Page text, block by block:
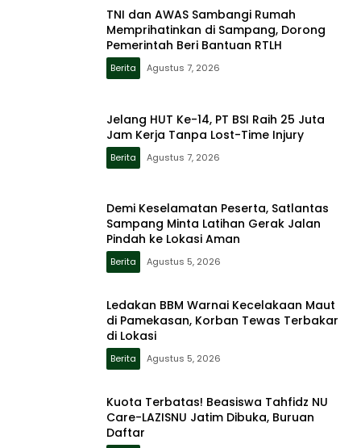
TNI dan AWAS Sambangi Rumah
Memprihatinkan di Sampang, Dorong
Pemerintah Beri Bantuan RTLH
Berita Agustus 7, 2026
Jelang HUT Ke-14, PT BSI Raih 25 Juta
Jam Kerja Tanpa Lost-Time Injury
Berita Agustus 7, 2026
Demi Keselamatan Peserta, Satlantas
Sampang Minta Latihan Gerak Jalan
Pindah ke Lokasi Aman
Berita Agustus 5, 2026
Ledakan BBM Warnai Kecelakaan Maut
di Pamekasan, Korban Tewas Terbakar
di Lokasi
Berita Agustus 5, 2026
Kuota Terbatas! Beasiswa Tahfidz NU
Care-LAZISNU Jatim Dibuka, Buruan
Daftar